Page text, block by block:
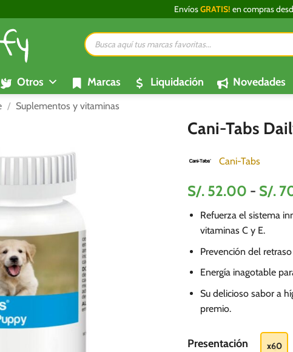
EnvíosGRATIS! en compras
Búsqueda
de
productos
Otros Marcas Liquidación Novedades
/ Suplementos y vitaminas
Cani-Tabs
Cani-Tabs
S/. 52.00 - S/.
Refuerza el sistema
vitaminas C y E.
Prevención del
Energía inagotable
Su delicioso sabor a
premio.
Presentación x60